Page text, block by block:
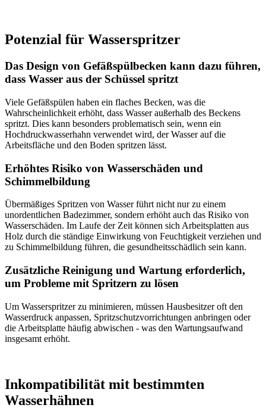
Potenzial für Wasserspritzer
Das Design von Gefäßspülbecken kann dazu führen,
dass Wasser aus der Schüssel spritzt
Viele Gefäßspülen haben ein flaches Becken, was die
Wahrscheinlichkeit erhöht, dass Wasser außerhalb des Beckens
spritzt. Dies kann besonders problematisch sein, wenn ein
Hochdruckwasserhahn verwendet wird, der Wasser auf die
Arbeitsfläche und den Boden spritzen lässt.
Erhöhtes Risiko von Wasserschäden und
Schimmelbildung
Übermäßiges Spritzen von Wasser führt nicht nur zu einem
unordentlichen Badezimmer, sondern erhöht auch das Risiko von
Wasserschäden. Im Laufe der Zeit können sich Arbeitsplatten aus
Holz durch die ständige Einwirkung von Feuchtigkeit verziehen und
zu Schimmelbildung führen, die gesundheitsschädlich sein kann.
Zusätzliche Reinigung und Wartung erforderlich,
um Probleme mit Spritzern zu lösen
Um Wasserspritzer zu minimieren, müssen Hausbesitzer oft den
Wasserdruck anpassen, Spritzschutzvorrichtungen anbringen oder
die Arbeitsplatte häufig abwischen - was den Wartungsaufwand
insgesamt erhöht.
Inkompatibilität mit bestimmten
Wasserhähnen